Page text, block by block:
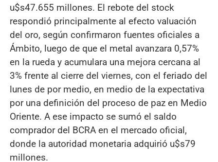
u$s47.655 millones. El rebote del stock
respondió principalmente al efecto valuación
del oro, según confirmaron fuentes oficiales a
Ámbito, luego de que el metal avanzara 0,57%
en la rueda y acumulara una mejora cercana al
3% frente al cierre del viernes, con el feriado del
lunes de por medio, en medio de la expectativa
por una definición del proceso de paz en Medio
Oriente. A ese impacto se sumó el saldo
comprador del BCRA en el mercado oficial,
donde la autoridad monetaria adquirió u$s79
millones.